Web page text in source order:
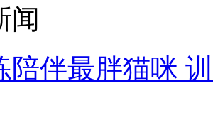
闻
陪伴最胖猫咪